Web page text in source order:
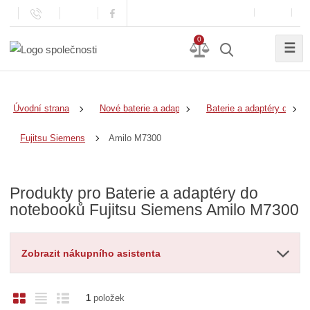
0
☰
Úvodní strana Nové baterie a adaptéry Baterie a adaptéry do
Fujitsu Siemens Amilo M7300
Produkty pro Baterie a adaptéry do
notebooků Fujitsu Siemens Amilo M7300
Zobrazit nákupního asistenta
O
Ř
1položek